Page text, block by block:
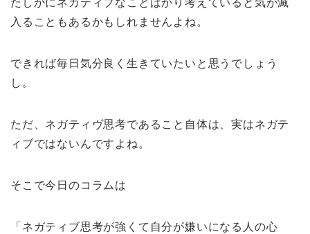
たしかにネガティブなことばかり考えていると気が滅
入ることもあるかもしれませんよね。
できれば毎日気分良く生きていたいと思うでしょう
し。
ただ、ネガティヴ思考であること自体は、実はネガテ
ィブではないんですよね。
そこで今日のコラムは
「ネガティブ思考が強くて自分が嫌いになる人の心